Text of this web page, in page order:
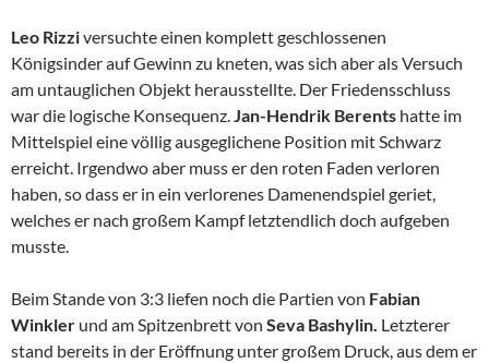
Leo Rizziversuchte einen komplett geschlossenen
Königsinder auf Gewinn zu kneten, was sich aber als Versuch
am untauglichen Objekt herausstellte. Der Friedensschluss
war die logische Konsequenz.Jan-Hendrik Berents hatte im
Mittelspiel eine völlig ausgeglichene Position mit Schwarz
erreicht. Irgendwo aber muss er den roten Faden verloren
haben, so dass er in ein verlorenes Damenendspiel geriet,
welches er nach großem Kampf letztendlich doch aufgeben
musste.
Beim Stande von 3:3 liefen noch die Partien von Fabian
Winkler und am Spitzenbrett von Seva Bashylin. Letzterer
stand bereits in der Eröffnung unter großem Druck, aus dem er